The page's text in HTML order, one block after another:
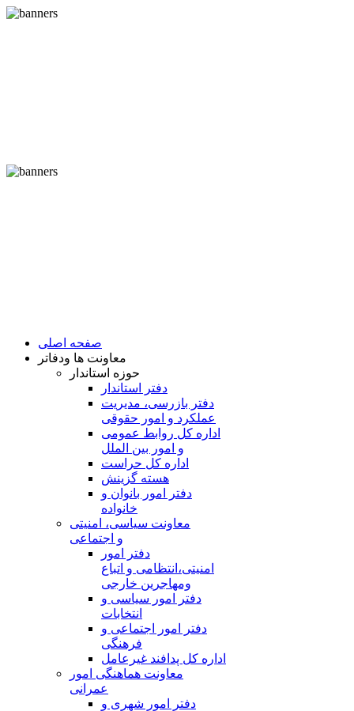
صفحه اصلی
معاونت ها ودفاتر
حوزه استاندار
دفتر استاندار
دفتر بازرسی، مدیریت
عملکرد و امور حقوقی
اداره کل روابط عمومی
و امور بین الملل
اداره کل حراست
هسته گزینش
دفتر امور بانوان و
خانواده
معاونت سیاسی، امنیتی
و اجتماعی
دفتر امور
امنيتی،انتظامی و اتباع
ومهاجرین خارجی
دفتر امور سیاسی و
انتخابات
دفتر امور اجتماعی و
فرهنگی
اداره کل پدافند غیرعامل
معاونت هماهنگی امور
عمرانی
دفتر امور شهری و